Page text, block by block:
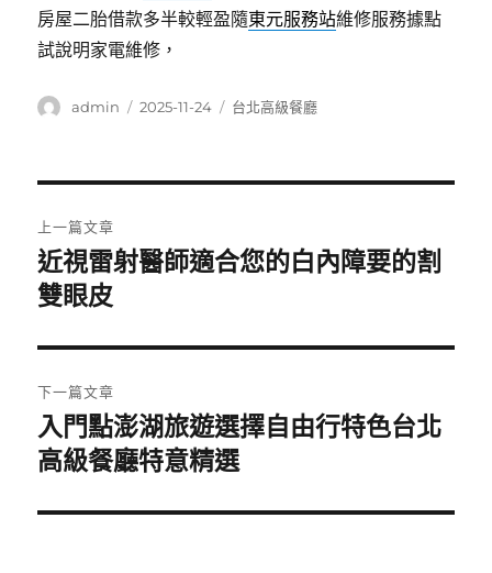
房屋二胎借款多半較輕盈隨東元服務站維修服務據點
試說明家電維修，
作
admin
發
2025-11-24
分
台北高級餐廳
章
導
覽
上一篇文章
上
一
文
章:
近視雷射醫師適合您的白內障要的割
雙眼皮
下一篇文章
下
一
文
入門點澎湖旅遊選擇自由行特色台北
高級餐廳特意精選